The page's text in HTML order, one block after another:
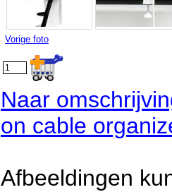
Vorige foto
Naar
on cable
Afbeeldingen